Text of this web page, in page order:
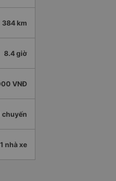
384 km
8.4 giờ
VNĐ
chuyến
1 nhà xe